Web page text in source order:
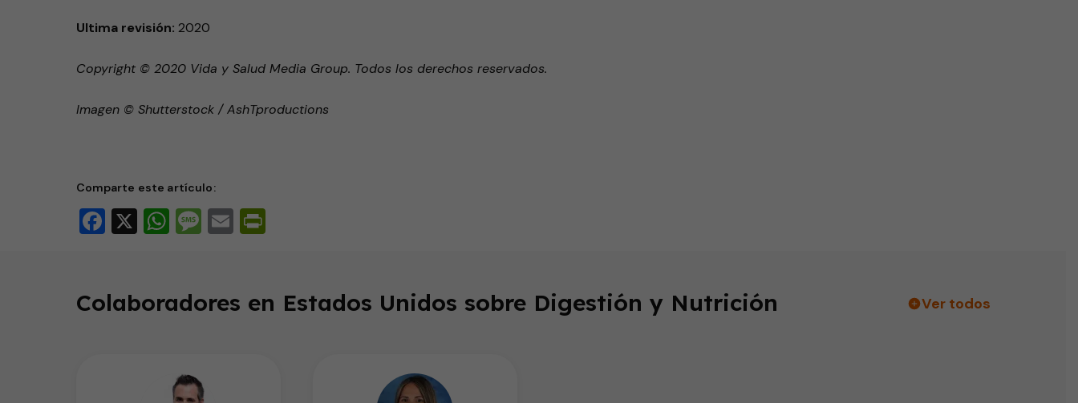
Ultima revisión: 2020
Copyright © 2020 Vida y Salud Media Group. Todos los derechos reservados.
Imagen © Shutterstock / AshTproductions
Comparte este artículo:
Facebook
X WhatsApp
Message
EmailPrintFriendly
Colaboradores en Estados Unidos sobre Digestión y Nutrición Ver todos